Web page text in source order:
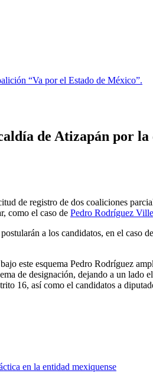
“Va por el Estado de México”.
de Atizapán por
de registro de dos coaliciones
como el caso de Pedro Rodríguez
a los candidatos, en el caso de
este esquema Pedro Rodríguez
de designación, dejando a un
16, así como el candidatos a
en la entidad mexiquense